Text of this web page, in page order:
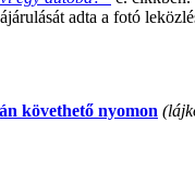
adta a fotó
követhető nyomon